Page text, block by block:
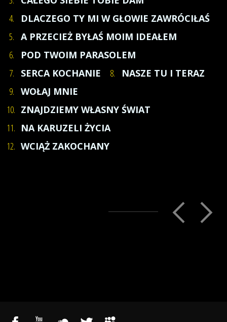
4.
DLACZEGO TY MI W GŁOWIE ZAWRÓCIŁAŚ
5. A PRZECIEŻ BYŁAŚ MOIM IDEAŁEM
6.
POD TWOIM PARASOLEM
7.
SERCA KOCHANIE 8.
NASZE TU I TERAZ
9. WOŁAJ MNIE
10. ZNAJDZIEMY WŁASNY ŚWIAT
11. NA KARUZELI ŻYCIA
12. WCIĄŻ ZAKOCHANY